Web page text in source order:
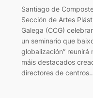
Santiago de
Sección de Artes
Galega (CCG)
un seminario que
globalización”
máis destacados
directores de